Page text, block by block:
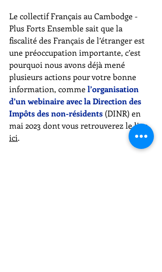
Le collectif Français au Cambodge -
Plus Forts Ensemble sait que la
fiscalité des Français de l’étranger est
une préoccupation importante, c’est
pourquoi nous avons déjà mené
plusieurs actions pour votre bonne
information, comme l’organisation
d’un webinaire avec la Direction des
Impôts des non-résidents (DINR) en
mai 2023 dont vous retrouverez le lien
ici.